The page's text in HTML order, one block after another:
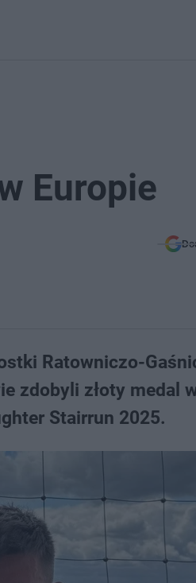
Europie
Ratowniczo-
zdobyli złoty medal
Stairrun 2025.